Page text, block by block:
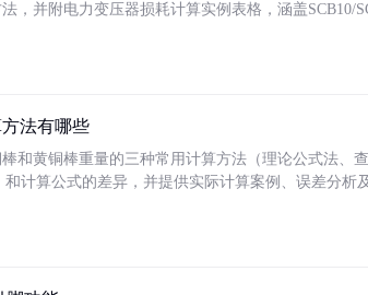
，并附电力变压器损耗计算实例表格，涵盖SCB10/
法有哪些
和黄铜棒重量的三种常用计算方法（理论公式法、
和计算公式的差异，并提供实际计算案例、误差分析